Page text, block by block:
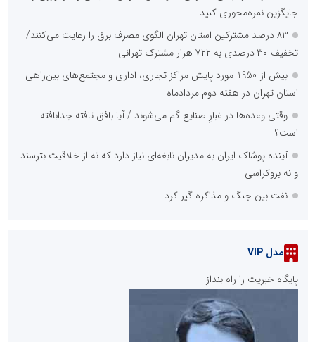
جایگزین نمره‌محوری کنید
۸۳ درصد مشترکین استان تهران الگوی مصرف برق را رعایت می‌کنند/
تخفیف ۳۰ درصدی به ۷۲۲ هزار مشترک تهرانی
بیش از 1950 مورد پایش مراکز تجاری، اداری و مجتمع‌های بین‌راهی
استان تهران در هفته دوم مردادماه
وقتی وعده‌ها در غبارِ صنایع گم می‌شوند / آیا بافق تافته جدابافته
است؟
آینده پوشاک ایران به مدیران نابغه‌ای نیاز دارد که نه از خلاقیت بترسند
و نه بروکراسی
نفت بین جنگ و مذاکره گیر کرد
مدل VIP
پایگاه خبریت را راه بنداز